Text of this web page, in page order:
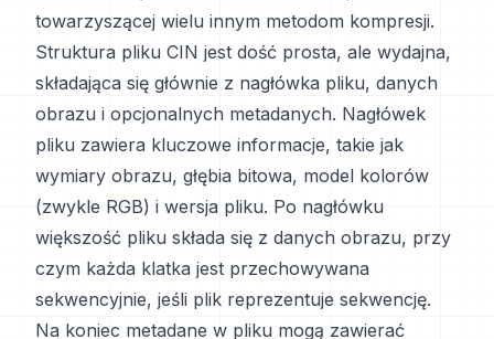
towarzyszącej wielu innym metodom kompresji.
Struktura pliku CIN jest dość prosta, ale wydajna,
składająca się głównie z nagłówka pliku, danych
obrazu i opcjonalnych metadanych. Nagłówek
pliku zawiera kluczowe informacje, takie jak
wymiary obrazu, głębia bitowa, model kolorów
(zwykle RGB) i wersja pliku. Po nagłówku
większość pliku składa się z danych obrazu, przy
czym każda klatka jest przechowywana
sekwencyjnie, jeśli plik reprezentuje sekwencję.
Na koniec metadane w pliku mogą zawierać